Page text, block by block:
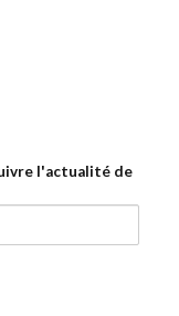
l'actualité de